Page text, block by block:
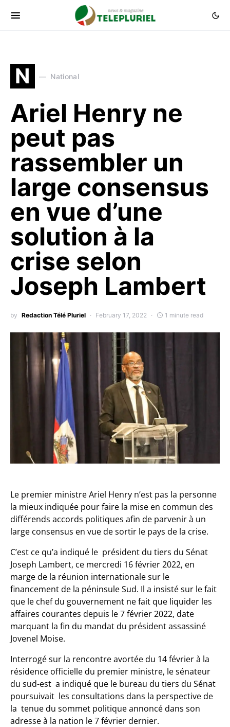
N National
Ariel Henry ne
peut pas
rassembler un
large consensus
en vue d’une
solution à la
crise selon
Joseph Lambert
by Redaction Télé Pluriel February 17, 2022 1 minute read
Le premier ministre Ariel Henry n’est pas la personne
la mieux indiquée pour faire la mise en commun des
différends accords politiques afin de parvenir à un
large consensus en vue de sortir le pays de la crise.
C’est ce qu’a indiqué le président du tiers du Sénat
Joseph Lambert, ce mercredi 16 février 2022, en
marge de la réunion internationale sur le
financement de la péninsule Sud. Il a insisté sur le fait
que le chef du gouvernement ne fait que liquider les
affaires courantes depuis le 7 février 2022, date
marquant la fin du mandat du président assassiné
Jovenel Moise.
Interrogé sur la rencontre avortée du 14 février à la
résidence officielle du premier ministre, le sénateur
du sud-est a indiqué que le bureau du tiers du Sénat
poursuivait les consultations dans la perspective de
la tenue du sommet politique annoncé dans son
adresse à la nation le 7 février dernier.